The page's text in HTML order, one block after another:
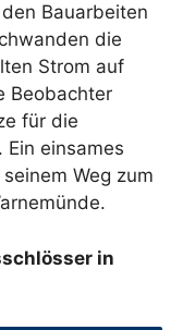
Bauarbeiten
die
Strom auf
Beobachter
für die
einsames
Weg zum
in